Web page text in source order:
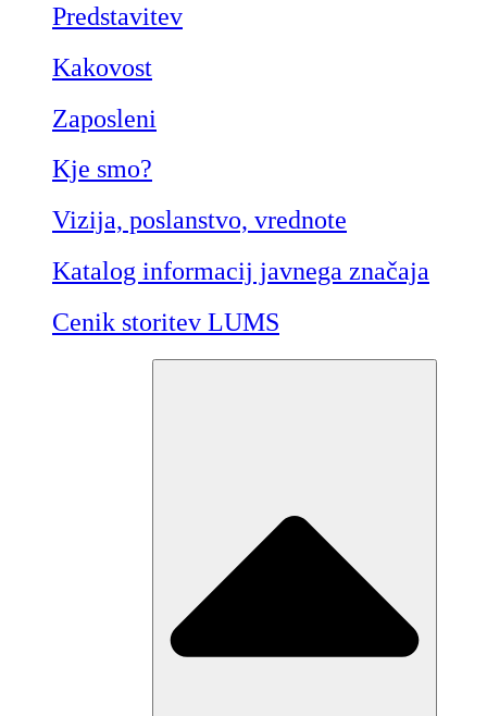
Predstavitev
Kakovost
Zaposleni
Kje smo?
Vizija, poslanstvo, vrednote
Katalog informacij javnega značaja
Cenik storitev LUMS